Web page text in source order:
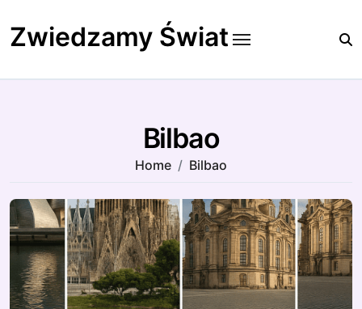
to
content
Zwiedzamy Świat
Bilbao
Home Bilbao